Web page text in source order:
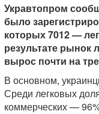
Укравтопром
было
которых 7012 —
результате рынок
вырос почти на
В основном,
Среди легковых
коммерческих —